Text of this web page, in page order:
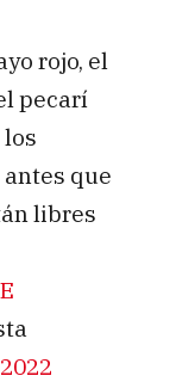
rojo, el
pecarí
que
libres